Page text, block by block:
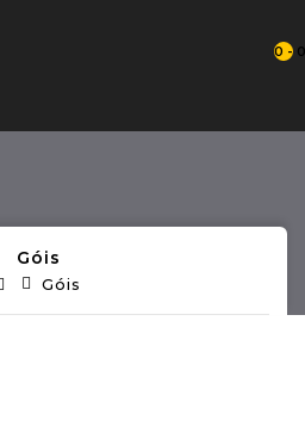
0 -
Góis
Góis